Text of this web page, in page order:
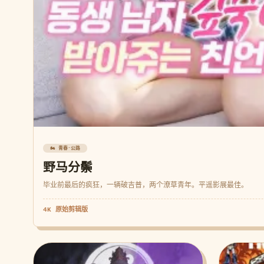
🏍️ 青春·公路
野马分鬃
毕业前最后的疯狂，一辆破吉普，两个潦草青年。平遥影展最佳。
4K 原始剪辑版